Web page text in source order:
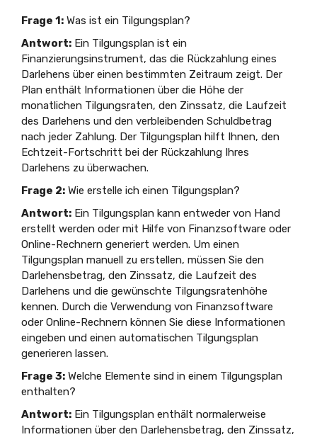
Frage 1: Was ist ein Tilgungsplan?
Antwort: Ein Tilgungsplan ist ein
Finanzierungsinstrument, das die Rückzahlung eines
Darlehens über einen bestimmten Zeitraum zeigt. Der
Plan enthält Informationen über die Höhe der
monatlichen Tilgungsraten, den Zinssatz, die Laufzeit
des Darlehens und den verbleibenden Schuldbetrag
nach jeder Zahlung. Der Tilgungsplan hilft Ihnen, den
Echtzeit-Fortschritt bei der Rückzahlung Ihres
Darlehens zu überwachen.
Frage 2: Wie erstelle ich einen Tilgungsplan?
Antwort: Ein Tilgungsplan kann entweder von Hand
erstellt werden oder mit Hilfe von Finanzsoftware oder
Online-Rechnern generiert werden. Um einen
Tilgungsplan manuell zu erstellen, müssen Sie den
Darlehensbetrag, den Zinssatz, die Laufzeit des
Darlehens und die gewünschte Tilgungsratenhöhe
kennen. Durch die Verwendung von Finanzsoftware
oder Online-Rechnern können Sie diese Informationen
eingeben und einen automatischen Tilgungsplan
generieren lassen.
Frage 3: Welche Elemente sind in einem Tilgungsplan
enthalten?
Antwort: Ein Tilgungsplan enthält normalerweise
Informationen über den Darlehensbetrag, den Zinssatz,